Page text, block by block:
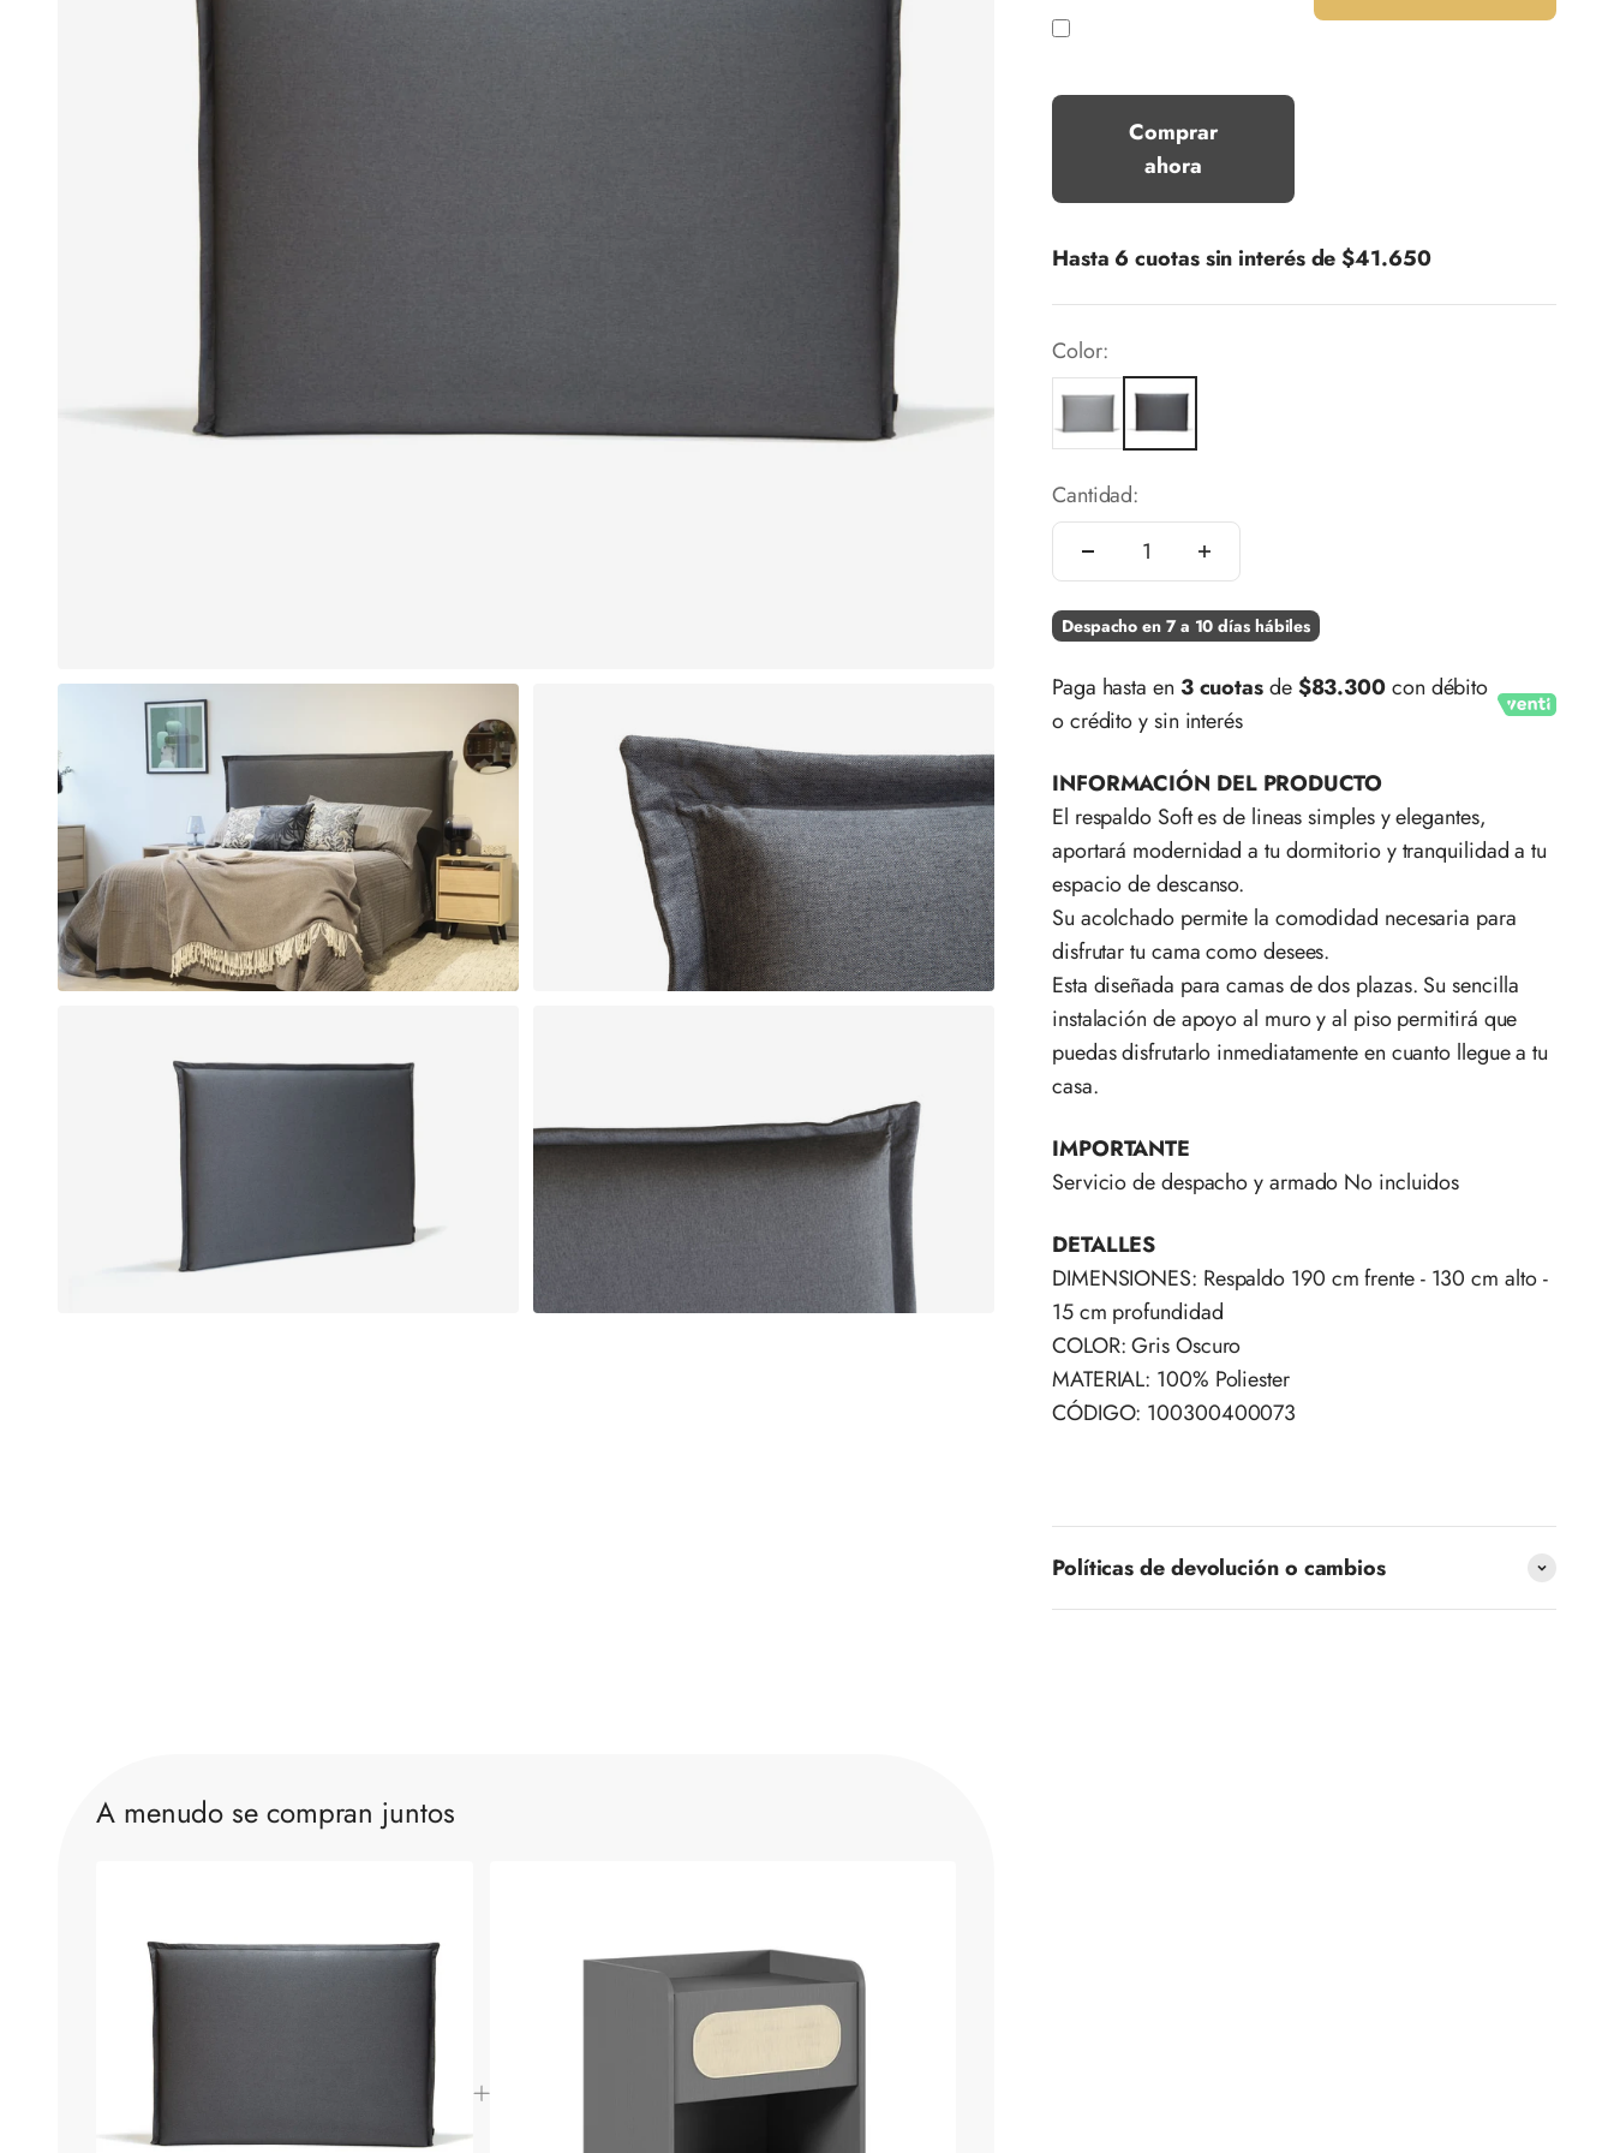
Comprar
ahora
Hasta 6 cuotas sin interés de$41.650
Color:
Cantidad:
Despacho en 7 a 10 días hábiles
Paga hasta en 3 cuotasde$83.300con débito
o crédito y sin interés
INFORMACIÓN DEL PRODUCTO
El respaldo Soft es de lineas simples y elegantes,
aportará modernidad a tu dormitorio y tranquilidad a tu
espacio de descanso.
Su acolchado permite la comodidad necesaria para
disfrutar tu cama como desees.
Esta diseñada para camas de dos plazas. Su sencilla
instalación de apoyo al muro y al piso permitirá que
puedas disfrutarlo inmediatamente en cuanto llegue a tu
casa.
IMPORTANTE
Servicio de despacho y armado No incluidos
DETALLES
DIMENSIONES: Respaldo 190 cm frente - 130 cm alto -
15 cm profundidad
COLOR: Gris Oscuro
MATERIAL: 100% Poliester
CÓDIGO: 100300400073
Políticas de devolución o cambios
A menudo se compran juntos